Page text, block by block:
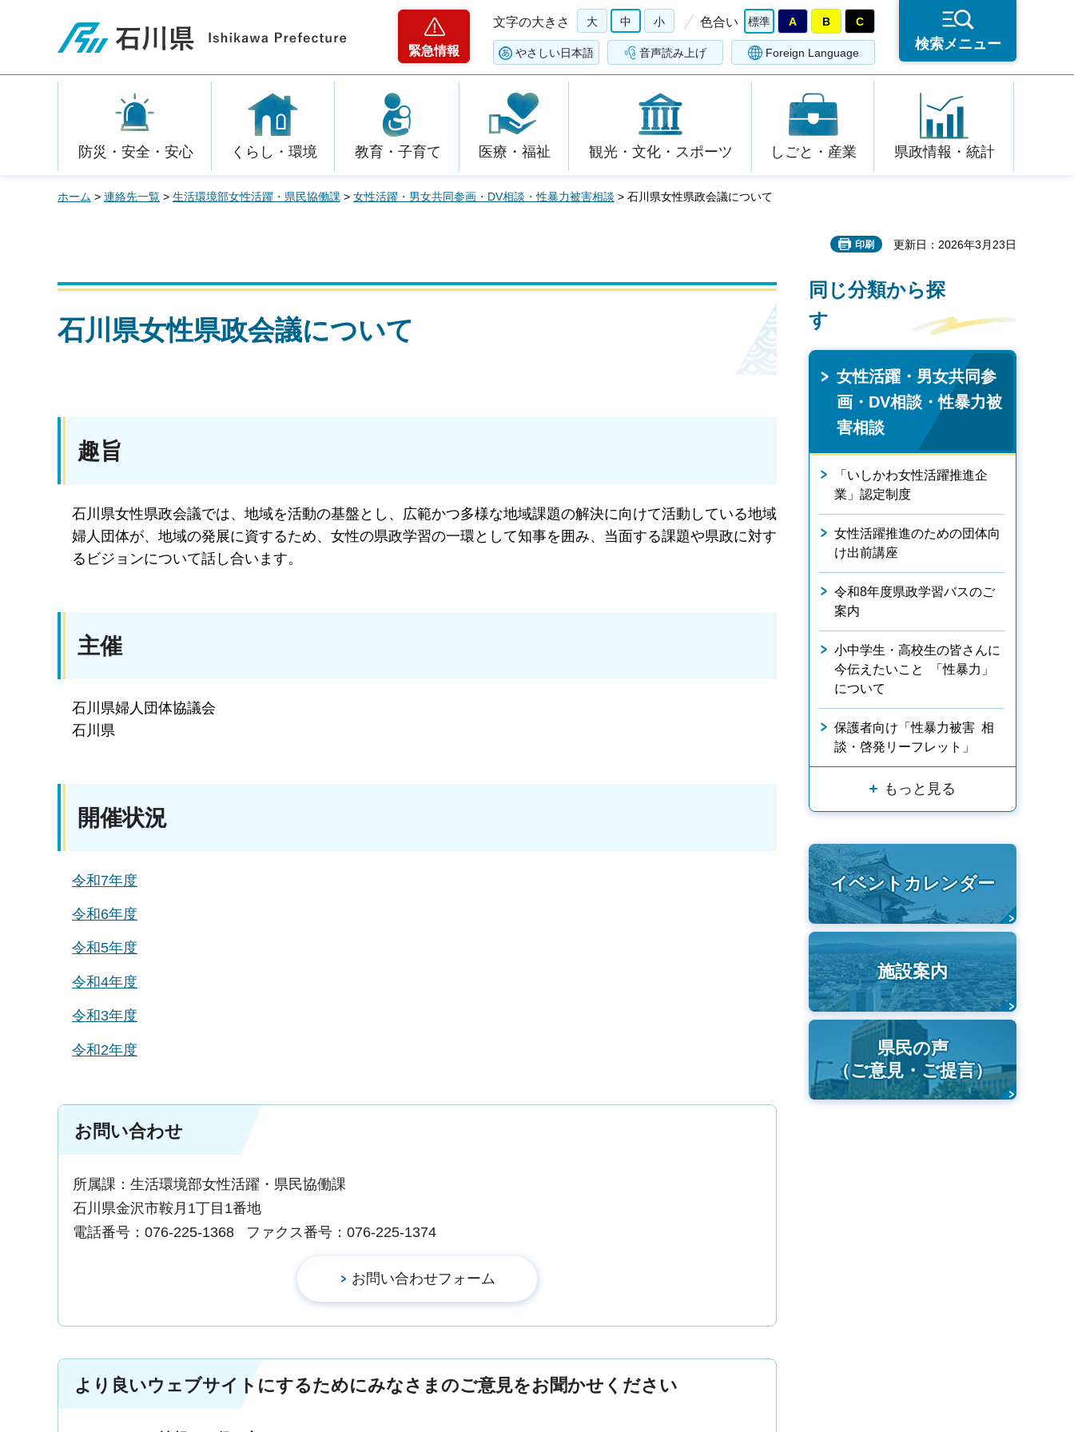
石川県
緊急情報
文字の大きさ 大 中 小 色合い 標準 A B C
やさしい日本語 音声読み上げ Foreign Language
検索メニュー
防災・安全・安心 くらし・環境 教育・子育て 医療・福祉 観光・文化・スポーツ しごと・産業 県政情報・統計
ホーム > 連絡先一覧 > 生活環境部女性活躍・県民協働課 > 女性活躍・男女共同参画・DV相談・性暴力被害相談 > 石川県女性県政会議について
印刷 更新日：2026年3月23日
石川県女性県政会議について
趣旨
石川県女性県政会議では、地域を活動の基盤とし、広範かつ多様な地域課題の解決に向けて活動している地域
婦人団体が、地域の発展に資するため、女性の県政学習の一環として知事を囲み、当面する課題や県政に対す
るビジョンについて話し合います。
主催
石川県婦人団体協議会
石川県
開催状況
令和7年度
令和6年度
令和5年度
令和4年度
令和3年度
令和2年度
お問い合わせ
所属課：生活環境部女性活躍・県民協働課
石川県金沢市鞍月1丁目1番地
電話番号：076-225-1368
ファクス番号：076-225-1374
より良いウェブサイトにするためにみなさまのご意見をお聞かせください
同じ分類から探
す
女性活躍・男女共同参
画・DV相談・性暴力被
害相談
「いしかわ女性活躍推進企
業」認定制度
女性活躍推進のための団体向
け出前講座
令和8年度県政学習バスのご
案内
小中学生・高校生の皆さんに
今伝えたいこと 「性暴力」
について
保護者向け「性暴力被害 相
談・啓発リーフレット」
もっと見る
イベントカレンダー
施設案内
県民の声
（ご意見・ご提言）